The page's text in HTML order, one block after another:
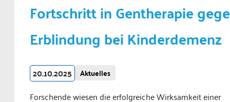
Fortschritt in Gentherapie
Erblindung bei Kinderdemenz
20.10.2025 Aktuelles
Forschende wiesen die erfolgreiche Wirksamkeit einer